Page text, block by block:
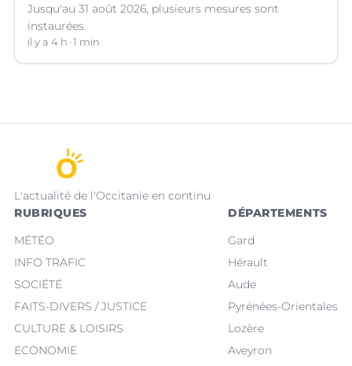
Jusqu'au 31 août 2026, plusieurs mesures sont
instaurées.
il y a 4 h 1 min
L'actualité de l'Occitanie en continu
RUBRIQUES
MÉTÉO
INFO TRAFIC
SOCIÉTÉ
FAITS-DIVERS / JUSTICE
CULTURE & LOISIRS
ECONOMIE
DÉPARTEMENTS
Gard
Hérault
Aude
Pyrénées-Orientales
Lozère
Aveyron